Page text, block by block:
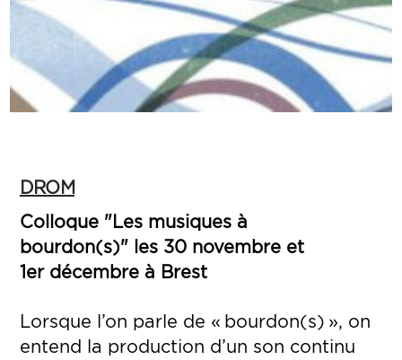
DROM
Colloque "Les musiques à
bourdon(s)" les 30 novembre et
1er décembre à Brest
Lorsque l’on parle de « bourdon(s) », on
entend la production d’un son continu